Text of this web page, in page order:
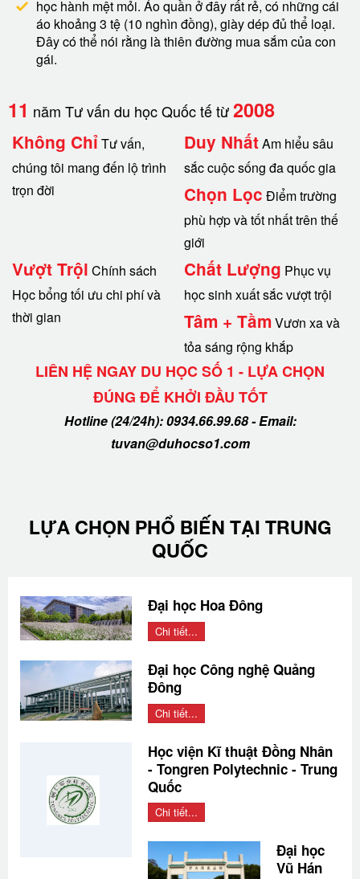
học hành mệt mỏi. Áo quần ở đây rất rẻ, có những cái
áo khoảng 3 tệ (10 nghìn đồng), giày dép đủ thể loại.
Đây có thể nói rằng là thiên đường mua sắm của con
gái.
11 năm Tư vấn du học Quốc tế từ2008
Không ChỉTư vấn,
chúng tôi mang đến lộ trình
trọn đời
Duy NhấtAm hiểu sâu
sắc cuộc sống đa quốc gia
Chọn Lọc Điểm trường
phù hợp và tốt nhất trên thế
giới
Vượt Trội Chính sách
Học bổng tối ưu chi phí và
thời gian
Chất Lượng Phục vụ
học sinh xuất sắc vượt trội
Tâm + TầmVươn xa và
tỏa sáng rộng khắp
LIÊN HỆ NGAY DU HỌC SỐ 1 - LỰA CHỌN
ĐÚNG ĐỂ KHỞI ĐẦU TỐT
Hotline (24/24h): 0934.66.99.68 - Email:
tuvan@duhocso1.com
LỰA CHỌN PHỔ BIẾN TẠI TRUNG
QUỐC
Đại học Hoa Đông
Chi tiết...
Đại học Công nghệ Quảng
Đông
Chi tiết...
Học viện Kĩ thuật Đồng Nhân
- Tongren Polytechnic - Trung
Quốc
Chi tiết...
Đại học
Vũ Hán